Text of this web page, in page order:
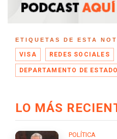
ETIQUETAS DE ESTA
VISA REDES SOCIALES
DEPARTAMENTO DE ESTADO
LO MÁS
POLÍTICA